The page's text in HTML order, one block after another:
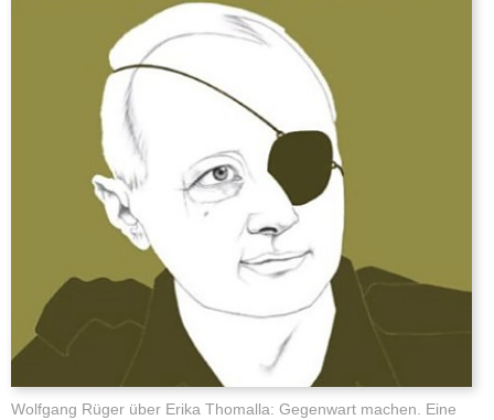
Wolfgang Rüger über Erika Thomalla: Gegenwart machen. Eine